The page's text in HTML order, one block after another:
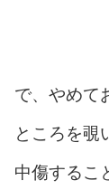
で、やめて
ところを覗
中傷するこ